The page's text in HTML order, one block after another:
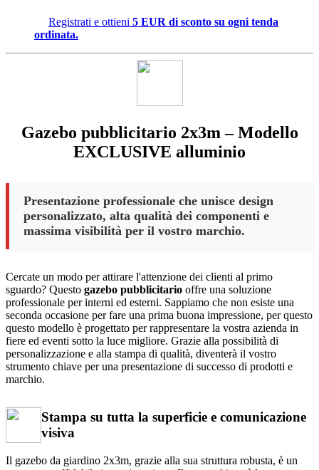
Registrati e ottieni 5 EUR di sconto su ogni tenda
ordinata.
Gazebo pubblicitario 2x3m – Modello
EXCLUSIVE alluminio
Presentazione professionale che unisce design
personalizzato, alta qualità dei componenti e
massima visibilità per il vostro marchio.
Cercate un modo per attirare l'attenzione dei clienti al primo
sguardo? Questo gazebo pubblicitario offre una soluzione
professionale per interni ed esterni. Sappiamo che non esiste una
seconda occasione per fare una prima buona impressione, per questo
questo modello è progettato per rappresentare la vostra azienda in
fiere ed eventi sotto la luce migliore. Grazie alla possibilità di
personalizzazione e alla stampa di qualità, diventerà il vostro
strumento chiave per una presentazione di successo di prodotti e
marchio.
Stampa su tutta la superficie e comunicazione
visiva
Il gazebo da giardino 2x3m, grazie alla sua struttura robusta, è un